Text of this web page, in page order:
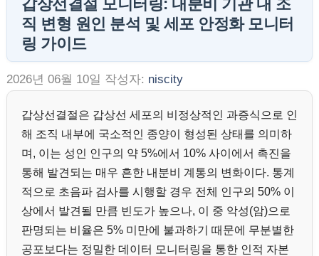
갑상선결절 모니터링: 내분비 기관 내 조
직 변형 원인 분석 및 세포 안정화 모니터
링 가이드
2026년 06월 10일 작성자: niscity
갑상선결절은 갑상선 세포의 비정상적인 과증식으로 인
해 조직 내부에 국소적인 종양이 형성된 상태를 의미하
며, 이는 성인 인구의 약 5%에서 10% 사이에서 촉진을
통해 발견되는 매우 흔한 내분비 계통의 변화이다. 통계
적으로 초음파 검사를 시행할 경우 전체 인구의 50% 이
상에서 발견될 만큼 빈도가 높으나, 이 중 악성(암)으로
판명되는 비율은 5% 미만에 불과하기 때문에 무분별한
공포보다는 정밀한 데이터 모니터링을 통한 인적 자본